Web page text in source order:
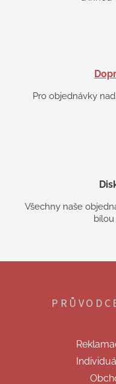
Pro objednávky
Všechny naše
Z